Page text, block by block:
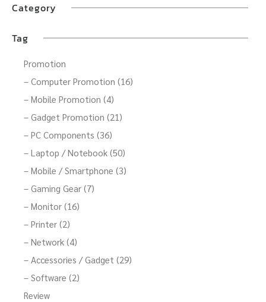
Category
Tag
Promotion
– Computer Promotion (16)
– Mobile Promotion (4)
– Gadget Promotion (21)
– PC Components (36)
– Laptop / Notebook (50)
– Mobile / Smartphone (3)
– Gaming Gear (7)
– Monitor (16)
– Printer (2)
– Network (4)
– Accessories / Gadget (29)
– Software (2)
Review